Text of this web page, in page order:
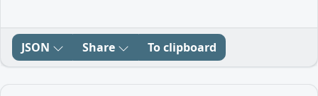
JSON Share To clipboard